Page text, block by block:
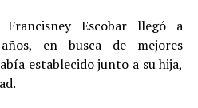
Escobar llegó a
en busca de mejores
establecido junto a su hija,